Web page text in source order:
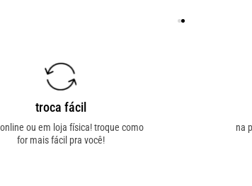
troca fácil
ou em loja física! troque como
for mais fácil pra você!
na